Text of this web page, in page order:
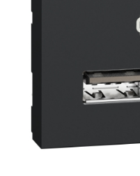
Prize TV
Rame
Sonerii
Termostate